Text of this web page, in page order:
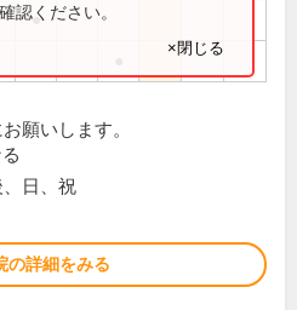
●
認ください。
×閉じる
願いします。
日、祝
の詳細をみる